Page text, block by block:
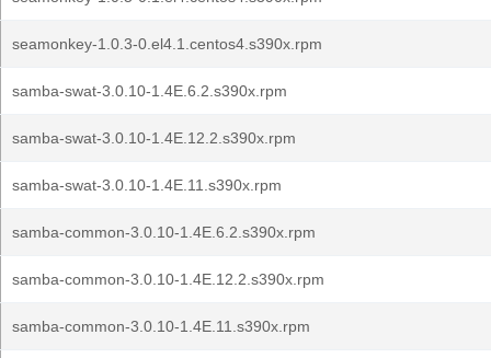
seamonkey-1.0.3-0.el4.1.centos4.s390x.rpm
samba-swat-3.0.10-1.4E.6.2.s390x.rpm
samba-swat-3.0.10-1.4E.12.2.s390x.rpm
samba-swat-3.0.10-1.4E.11.s390x.rpm
samba-common-3.0.10-1.4E.6.2.s390x.rpm
samba-common-3.0.10-1.4E.12.2.s390x.rpm
samba-common-3.0.10-1.4E.11.s390x.rpm